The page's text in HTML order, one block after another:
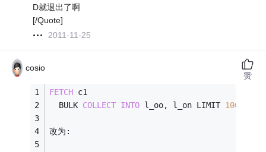
D就退出了啊
[/Quote]
2011-11-25
cosio
FETCH c1
  BULK
COLLECT INTO l_oo, l_on LIMIT 1000
改为:
赞